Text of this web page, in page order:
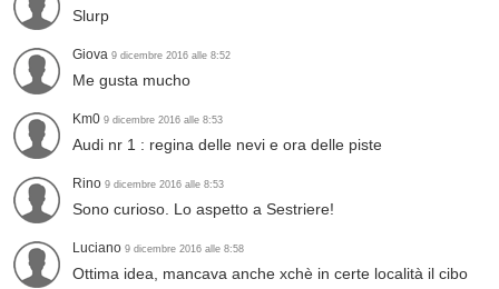
Slurp
Giova 9 dicembre 2016 alle 8:52
Me gusta mucho
Km0 9 dicembre 2016 alle 8:53
Audi nr 1 : regina delle nevi e ora delle piste
Rino 9 dicembre 2016 alle 8:53
Sono curioso. Lo aspetto a Sestriere!
Luciano 9 dicembre 2016 alle 8:58
Ottima idea, mancava anche xchè in certe località il cibo